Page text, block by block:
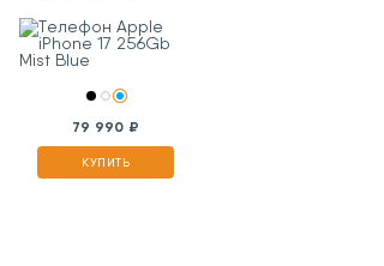
79 990 ₽
КУПИТЬ